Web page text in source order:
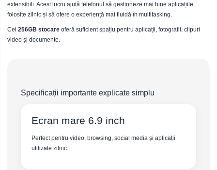
extensibili. Acest lucru ajută telefonul să gestioneze mai bine aplicațiile
folosite zilnic și să ofere o experiență mai fluidă în multitasking.
Cei 256GB stocare oferă suficient spațiu pentru aplicații, fotografii, clipuri
video și documente.
Specificații importante explicate simplu
Ecran mare 6.9 inch
Perfect pentru video, browsing, social media și aplicații
utilizate zilnic.